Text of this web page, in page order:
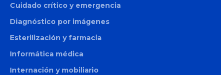
Cuidado crítico y emergencia
Diagnóstico por imágenes
Esterilización y farmacia
Informática médica
Internación y mobiliario